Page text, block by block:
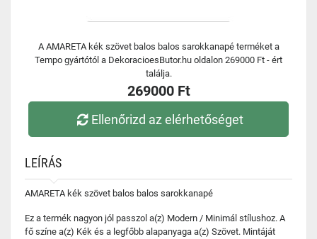
A AMARETA kék szövet balos balos sarokkanapé terméket a
Tempo gyártótól a DekoracioesButor.hu oldalon 269000 Ft - ért
találja.
269000 Ft
Ellenőrizd az elérhetőséget
LEÍRÁS
AMARETA kék szövet balos balos sarokkanapé
Ez a termék nagyon jól passzol a(z) Modern / Minimál stílushoz. A
fő színe a(z) Kék és a legfőbb alapanyaga a(z) Szövet. Mintáját